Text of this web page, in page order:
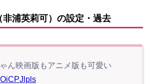
非浦英莉可）の設定・過去
ん映画版もアニメ版も可愛い